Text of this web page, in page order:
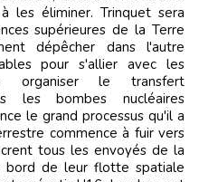
les éliminer. Trinquet sera
supérieures de la Terre
dépêcher dans l'autre
pour s'allier avec les
organiser le transfert
les bombes nucléaires
le grand processus qu'il a
commence à fuir vers
tous les envoyés de la
bord de leur flotte spatiale